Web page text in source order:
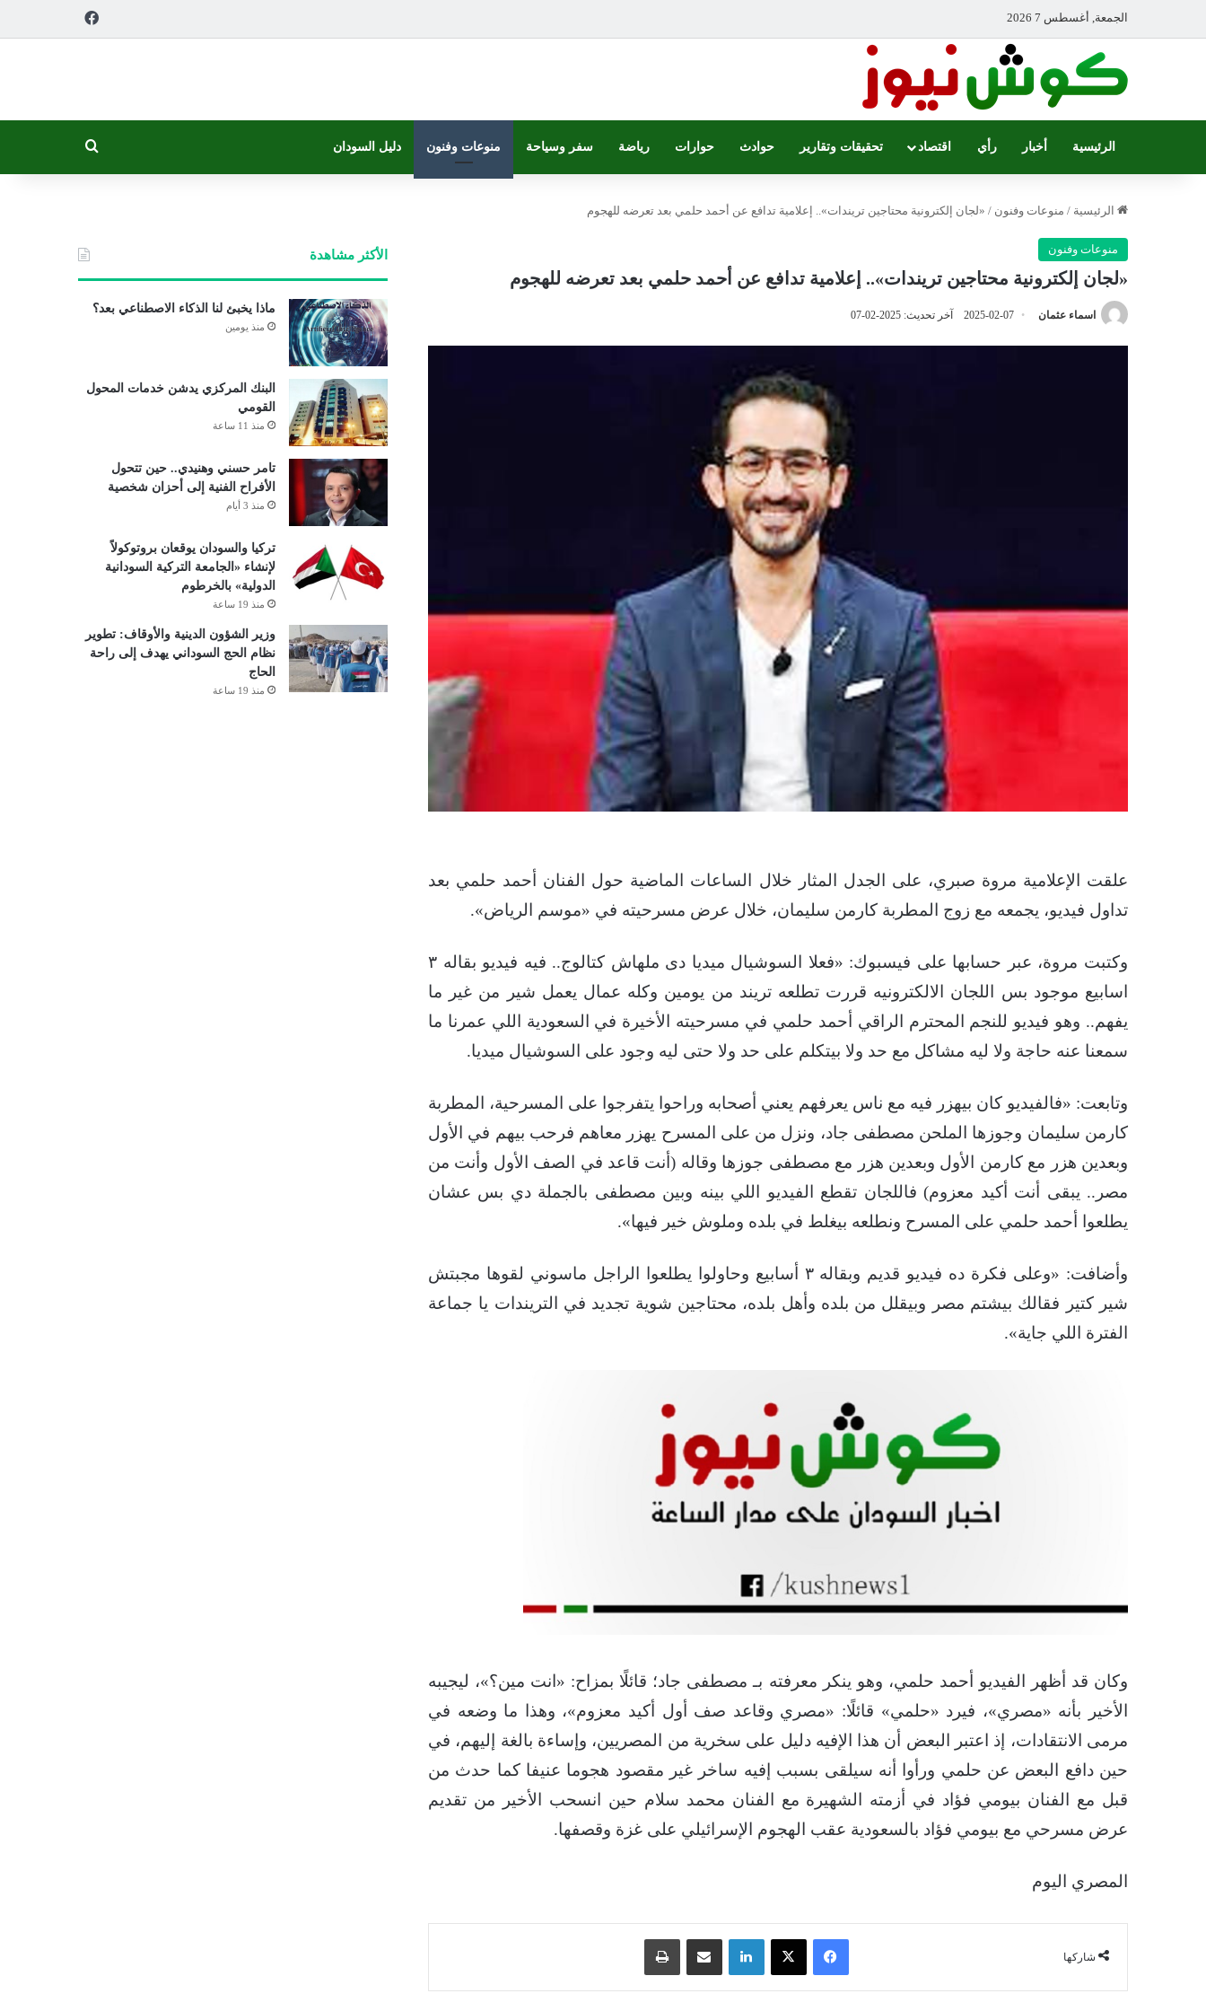
الجمعة, أغسطس 7 2026
الرئيسية أخبار رأي اقتصاد تحقيقات وتقارير حوادث حوارات رياضة سفر وسياحة منوعات وفنون دليل السودان
الرئيسية / منوعات وفنون / «لجان إلكترونية محتاجين تريندات».. إعلامية تدافع عن أحمد حلمي بعد تعرضه للهجوم
منوعات وفنون
«لجان إلكترونية محتاجين تريندات».. إعلامية تدافع عن أحمد حلمي بعد تعرضه للهجوم
اسماء عثمان 2025-02-07 آخر تحديث: 2025-02-07
علقت الإعلامية مروة صبري، على الجدل المثار خلال الساعات الماضية حول الفنان أحمد حلمي بعد
تداول فيديو، يجمعه مع زوج المطربة كارمن سليمان، خلال عرض مسرحيته في «موسم الرياض».
وكتبت مروة، عبر حسابها على فيسبوك: «فعلا السوشيال ميديا دى ملهاش كتالوج.. فيه فيديو بقاله ٣
اسابيع موجود بس اللجان الالكترونيه قررت تطلعه تريند من يومين وكله عمال يعمل شير من غير ما
يفهم.. وهو فيديو للنجم المحترم الراقي أحمد حلمي في مسرحيته الأخيرة في السعودية اللي عمرنا ما
سمعنا عنه حاجة ولا ليه مشاكل مع حد ولا بيتكلم على حد ولا حتى ليه وجود على السوشيال ميديا.
وتابعت: «فالفيديو كان بيهزر فيه مع ناس يعرفهم يعني أصحابه وراحوا يتفرجوا على المسرحية، المطربة
كارمن سليمان وجوزها الملحن مصطفى جاد، ونزل من على المسرح يهزر معاهم فرحب بيهم في الأول
وبعدين هزر مع كارمن الأول وبعدين هزر مع مصطفى جوزها وقاله (أنت قاعد في الصف الأول وأنت من
مصر.. يبقى أنت أكيد معزوم) فاللجان تقطع الفيديو اللي بينه وبين مصطفى بالجملة دي بس عشان
يطلعوا أحمد حلمي على المسرح ونطلعه بيغلط في بلده وملوش خير فيها».
وأضافت: «وعلى فكرة ده فيديو قديم وبقاله ٣ أسابيع وحاولوا يطلعوا الراجل ماسوني لقوها مجبتش
شير كتير فقالك بيشتم مصر وبيقلل من بلده وأهل بلده، محتاجين شوية تجديد في التريندات يا جماعة
الفترة اللي جاية».
وكان قد أظهر الفيديو أحمد حلمي، وهو ينكر معرفته بـ مصطفى جاد؛ قائلًا بمزاح: «انت مين؟»، ليجيبه
الأخير بأنه «مصري»، فيرد «حلمي» قائلًا: «مصري وقاعد صف أول أكيد معزوم»، وهذا ما وضعه في
مرمى الانتقادات، إذ اعتبر البعض أن هذا الإفيه دليل على سخرية من المصريين، وإساءة بالغة إليهم، في
حين دافع البعض عن حلمي ورأوا أنه سيلقى بسبب إفيه ساخر غير مقصود هجوما عنيفا كما حدث من
قبل مع الفنان بيومي فؤاد في أزمته الشهيرة مع الفنان محمد سلام حين انسحب الأخير من تقديم
عرض مسرحي مع بيومي فؤاد بالسعودية عقب الهجوم الإسرائيلي على غزة وقصفها.
المصري اليوم
شاركها
فيسبوك ‫X لينكدإن مشاركة عبر البريد
الأكثر مشاهدة
ماذا يخبئ لنا الذكاء الاصطناعي بعد؟
منذ يومين
البنك المركزي يدشن خدمات المحول
القومي
منذ 11 ساعة
تامر حسني وهنيدي.. حين تتحول
الأفراح الفنية إلى أحزان شخصية
منذ 3 أيام
تركيا والسودان يوقعان بروتوكولاً
لإنشاء «الجامعة التركية السودانية
الدولية» بالخرطوم
منذ 19 ساعة
وزير الشؤون الدينية والأوقاف: تطوير
نظام الحج السوداني يهدف إلى راحة
الحاج
منذ 19 ساعة